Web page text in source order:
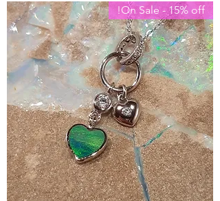
On Sale - 15% off!